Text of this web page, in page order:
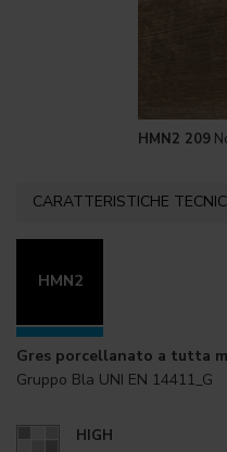
HMN2 209
CARATTERISTICHE
HMN2
Gres porcellanato a tutta
Gruppo Bla UNI EN 14411_G
HIGH